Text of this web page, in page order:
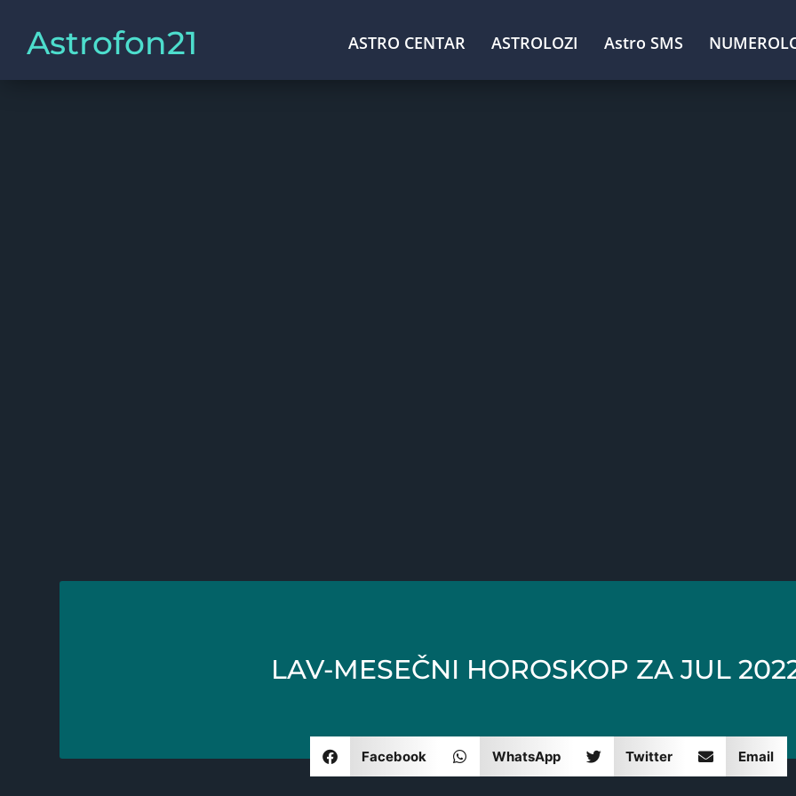
Astrofon21 ASTRO CENTAR ASTROLOZI Astro SMS
LAV-MESEČNI HOROSKOP ZA JUL
Facebook WhatsApp Twitter Email